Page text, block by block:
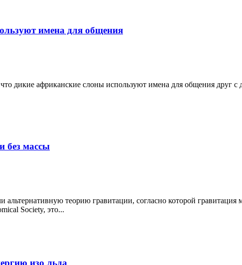
имена для общения
дикие африканские слоны используют имена для общения друг с
без массы
теорию гравитации, согласно которой гравитация
Society, это...
изо льда